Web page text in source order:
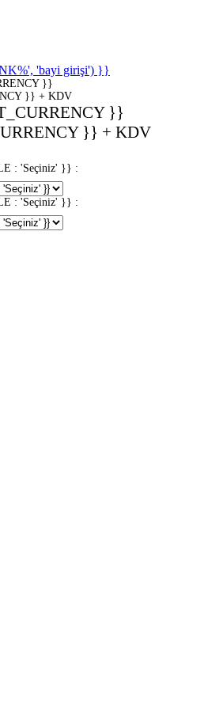
'bayi girişi') }}
}}
}} + KDV
}}
}} + KDV
: 'Seçiniz' }} :
: 'Seçiniz' }} :